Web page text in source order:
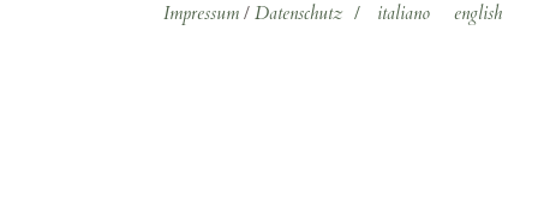
Impressum / Datenschutz / italiano english